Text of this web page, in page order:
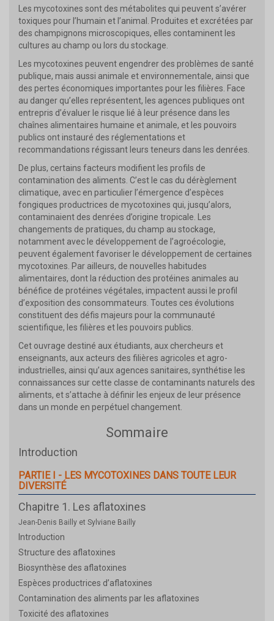
Les mycotoxines sont des métabolites qui peuvent s’avérer
toxiques pour l’humain et l’animal. Produites et excrétées par
des champignons microscopiques, elles contaminent les
cultures au champ ou lors du stockage.
Les mycotoxines peuvent engendrer des problèmes de santé
publique, mais aussi animale et environnementale, ainsi que
des pertes économiques importantes pour les filières. Face
au danger qu’elles représentent, les agences publiques ont
entrepris d’évaluer le risque lié à leur présence dans les
chaînes alimentaires humaine et animale, et les pouvoirs
publics ont instauré des réglementations et
recommandations régissant leurs teneurs dans les denrées.
De plus, certains facteurs modifient les profils de
contamination des aliments. C’est le cas du dérèglement
climatique, avec en particulier l’émergence d’espèces
fongiques productrices de mycotoxines qui, jusqu’alors,
contaminaient des denrées d’origine tropicale. Les
changements de pratiques, du champ au stockage,
notamment avec le développement de l’agroécologie,
peuvent également favoriser le développement de certaines
mycotoxines. Par ailleurs, de nouvelles habitudes
alimentaires, dont la réduction des protéines animales au
bénéfice de protéines végétales, impactent aussi le profil
d’exposition des consommateurs. Toutes ces évolutions
constituent des défis majeurs pour la communauté
scientifique, les filières et les pouvoirs publics.
Cet ouvrage destiné aux étudiants, aux chercheurs et
enseignants, aux acteurs des filières agricoles et agro-
industrielles, ainsi qu’aux agences sanitaires, synthétise les
connaissances sur cette classe de contaminants naturels des
aliments, et s’attache à définir les enjeux de leur présence
dans un monde en perpétuel changement.
Sommaire
Introduction
PARTIE I - LES MYCOTOXINES DANS TOUTE LEUR
DIVERSITÉ
Chapitre 1. Les aflatoxines
Jean-Denis Bailly et Sylviane Bailly
Introduction
Structure des aflatoxines
Biosynthèse des aflatoxines
Espèces productrices d’aflatoxines
Contamination des aliments par les aflatoxines
Toxicité des aflatoxines